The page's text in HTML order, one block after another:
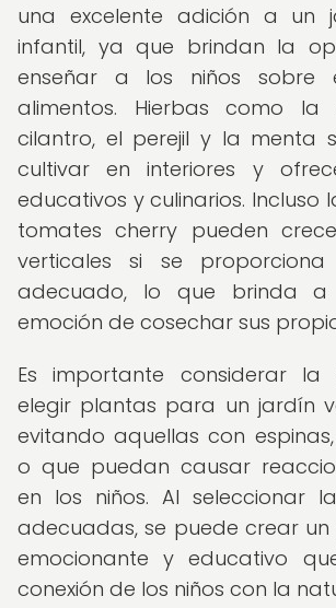
una excelente adición a un
infantil, ya que brindan la
enseñar a los niños sobre
alimentos. Hierbas como la
cilantro, el perejil y la menta
cultivar en interiores y
educativos y culinarios. Incluso
tomates cherry pueden
verticales si se
adecuado, lo que brinda
emoción de cosechar sus
Es importante considerar la
elegir plantas para un jardín
evitando aquellas con
o que puedan causar
en los niños. Al seleccionar
adecuadas, se puede crear
emocionante y educativo
conexión de los niños con la